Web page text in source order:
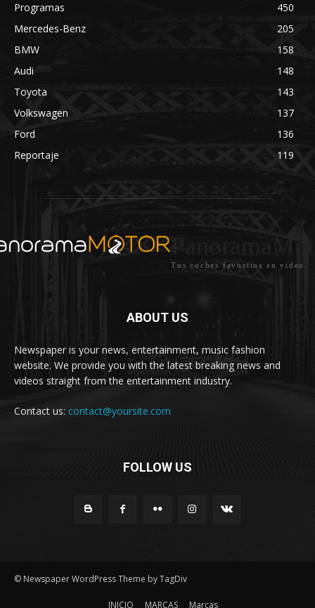
Programas
450
Mercedes-Benz
205
BMW
158
Audi
148
Toyota
143
Volkswagen
137
Ford
136
Reportaje
119
Tus coches favoritos en video.
ABOUT US
Newspaper is your news, entertainment, music fashion
website. We provide you with the latest breaking news and
videos straight from the entertainment industry.
Contact us: contact@yoursite.com
FOLLOW US
© Newspaper WordPress Theme by TagDiv
INICIO MARCAS Marcas